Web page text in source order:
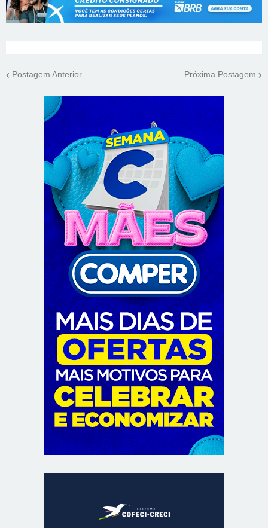
Postagem Anterior Próxima Postagem